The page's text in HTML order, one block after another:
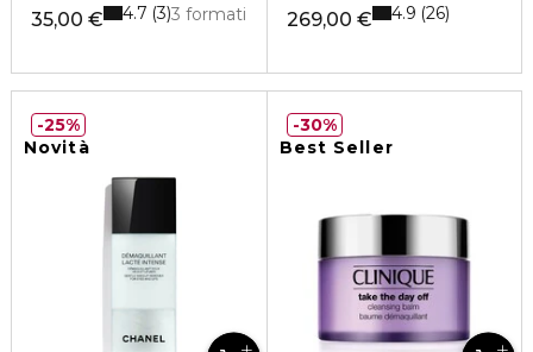
35,00 € 3 formati
4.7 3 269,00 € 4.9 26
Novità
25%
Best Seller
30%